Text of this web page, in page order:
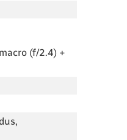
(f/2.4) +